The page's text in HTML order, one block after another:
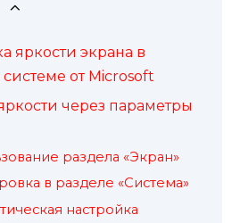
яркости экрана в
от Microsoft
через параметры
раздела «Экран»
в разделе «Система»
настройка